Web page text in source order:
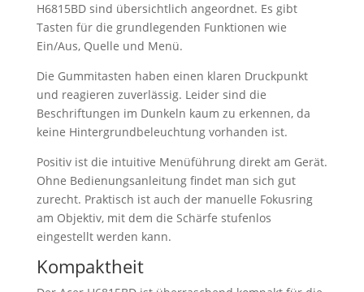
H6815BD sind übersichtlich angeordnet. Es gibt
Tasten für die grundlegenden Funktionen wie
Ein/Aus, Quelle und Menü.
Die Gummitasten haben einen klaren Druckpunkt
und reagieren zuverlässig. Leider sind die
Beschriftungen im Dunkeln kaum zu erkennen, da
keine Hintergrundbeleuchtung vorhanden ist.
Positiv ist die intuitive Menüführung direkt am Gerät.
Ohne Bedienungsanleitung findet man sich gut
zurecht. Praktisch ist auch der manuelle Fokusring
am Objektiv, mit dem die Schärfe stufenlos
eingestellt werden kann.
Kompaktheit